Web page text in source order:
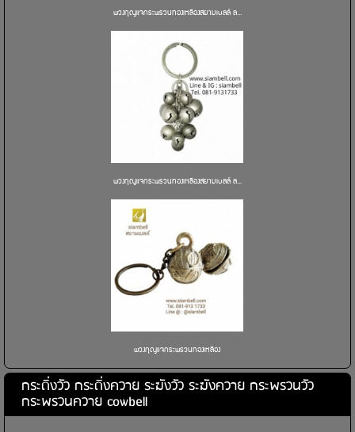
พวงกุญแจกระพรวนทองเหลืองสยามเบลล์ ล...
พวงกุญแจกระพรวนทองเหลืองสยามเบลล์ ล...
พวงกุญแจกระพรวนทองเหลือง
กระดิ่งวัว กระดิ่งควาย ระฆังวัว ระฆังควาย กระพรวนวัว
กระพรวนควาย cowbell